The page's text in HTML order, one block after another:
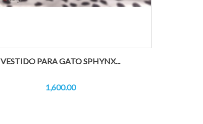
VESTIDO PARA GATO SPHYNX...
1,600.00